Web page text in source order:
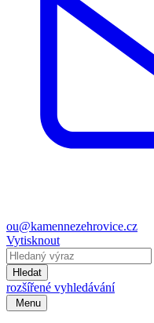
ou@kamennezehrovice.cz
Vytisknout
Hledat
rozšířené vyhledávání
Menu